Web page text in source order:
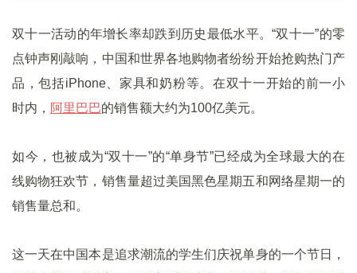
双十一活动的年增长率却跌到历史最低水平。“双十一”的零
点钟声刚敲响，中国和世界各地购物者纷纷开始抢购热门产
品，包括iPhone、家具和奶粉等。在双十一开始的前一小
时内， 阿里巴巴的销售额大约为100亿美元。
如今，也被成为“双十一”的“单身节”已经成为全球最大的在
线购物狂欢节，销售量超过美国黑色星期五和网络星期一的
销售量总和。
这一天在中国本是追求潮流的学生们庆祝单身的一个节日，